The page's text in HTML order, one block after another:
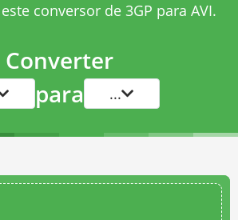
conversor de 3GP para AVI.
Converter
para ...